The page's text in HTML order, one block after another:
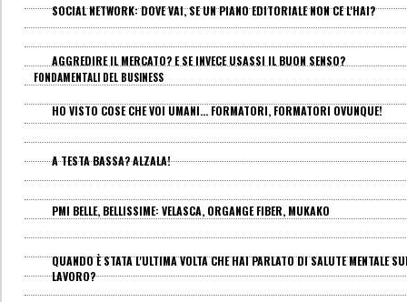
SOCIAL NETWORK: DOVE VAI, SE UN PIANO EDITORIALE NON CE L'HAI?
AGGREDIRE IL MERCATO? E SE INVECE USASSI IL BUON SENSO?
FONDAMENTALI DEL BUSINESS
HO VISTO COSE CHE VOI UMANI... FORMATORI, FORMATORI OVUNQUE!
A TESTA BASSA? ALZALA!
PMI BELLE, BELLISSIME: VELASCA, ORGANGE FIBER, MUKAKO
QUANDO È STATA L'ULTIMA VOLTA CHE HAI PARLATO DI SALUTE MENTALE
LAVORO?